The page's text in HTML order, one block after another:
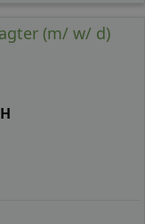
(m/ w/ d)